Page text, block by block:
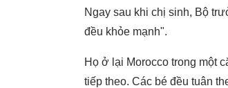
Ngay sau khi chị sinh, Bộ
đều khỏe mạnh".
Họ ở lại Morocco trong một
tiếp theo. Các bé đều tuân